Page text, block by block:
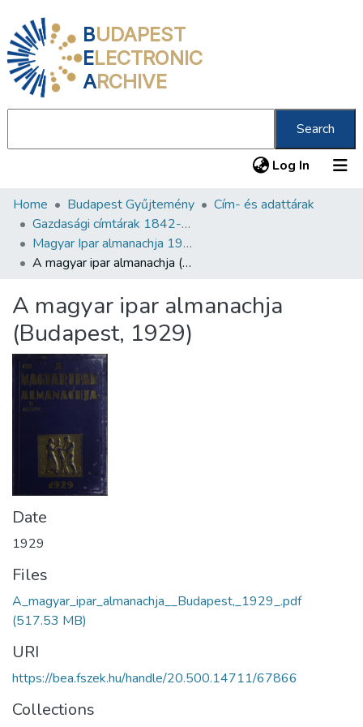
BUDAPEST
ELECTRONIC
ARCHIVE
Search
Log In (current)
Communities & Collections
All of DSpace
Statistics
About us
Home Budapest Gyűjtemény
Cím- és adattárak
Gazdasági címtárak 1842-1932
Magyar Ipar almanachja 1929-1932
A magyar ipar almanachja (Budapest, 1929)
A magyar ipar almanachja
(Budapest, 1929)
Date
1929
Files
A_magyar_ipar_almanachja__Budapest,_1929_.pdf
(517.53 MB)
URI
https://bea.fszek.hu/handle/20.500.14711/67866
Collections